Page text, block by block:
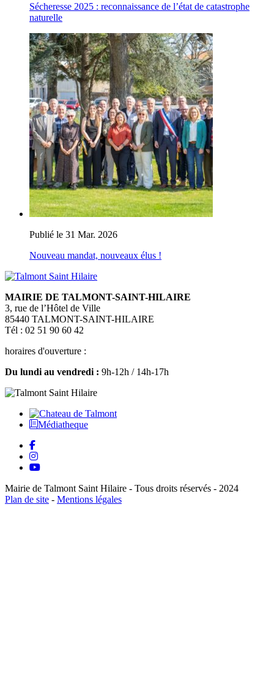
Sécheresse 2025 : reconnaissance de l’état de catastrophe
naturelle
Publié le 31 Mar. 2026
Nouveau mandat, nouveaux élus !
MAIRIE DE TALMONT-SAINT-HILAIRE
3, rue de l’Hôtel de Ville
85440 TALMONT-SAINT-HILAIRE
Tél : 02 51 90 60 42
horaires d'ouverture :
Du lundi au vendredi : 9h-12h / 14h-17h
Médiatheque
Mairie de Talmont Saint Hilaire - Tous droits réservés - 2024
Plan de site - Mentions légales